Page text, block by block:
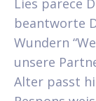
beantworte
Wundern
unsere
Alter passt